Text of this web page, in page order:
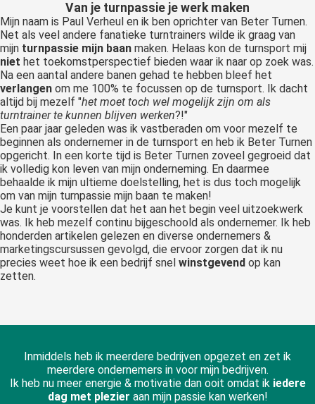
Van je turnpassie je werk maken
Mijn naam is Paul Verheul en ik ben oprichter van Beter Turnen.
Net als veel andere fanatieke turntrainers wilde ik graag van
mijn turnpassie mijn baan maken. Helaas kon de turnsport mij
niet het toekomstperspectief bieden waar ik naar op zoek was.
Na een aantal andere banen gehad te hebben bleef het
verlangen om me 100% te focussen op de turnsport. Ik dacht
altijd bij mezelf "het moet toch wel mogelijk zijn om als
turntrainer te kunnen blijven werken?!"
Een paar jaar geleden was ik vastberaden om voor mezelf te
beginnen als ondernemer in de turnsport en heb ik Beter Turnen
opgericht. In een korte tijd is Beter Turnen zoveel gegroeid dat
ik volledig kon leven van mijn onderneming. En daarmee
behaalde ik mijn ultieme doelstelling, het is dus toch mogelijk
om van mijn turnpassie mijn baan te maken!
Je kunt je voorstellen dat het aan het begin veel uitzoekwerk
was. Ik heb mezelf continu bijgeschoold als ondernemer. Ik heb
honderden artikelen gelezen en diverse ondernemers &
marketingscursussen gevolgd, die ervoor zorgen dat ik nu
precies weet hoe ik een bedrijf snel winstgevend op kan
zetten.
Inmiddels heb ik meerdere bedrijven opgezet en zet ik
meerdere ondernemers in voor mijn bedrijven.
Ik heb nu meer energie & motivatie dan ooit omdat ik iedere
dag met plezier aan mijn passie kan werken!